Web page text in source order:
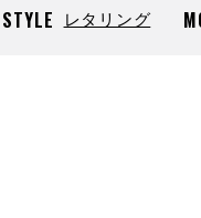
STYLE レタリング